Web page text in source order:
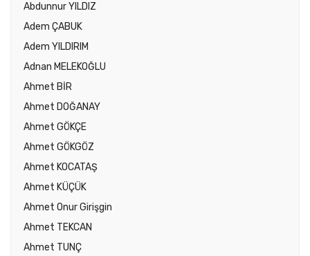
Abdunnur YILDIZ
Adem ÇABUK
Adem YILDIRIM
Adnan MELEKOĞLU
Ahmet BİR
Ahmet DOĞANAY
Ahmet GÖKÇE
Ahmet GÖKGÖZ
Ahmet KOCATAŞ
Ahmet KÜÇÜK
Ahmet Onur Girişgin
Ahmet TEKCAN
Ahmet TUNÇ